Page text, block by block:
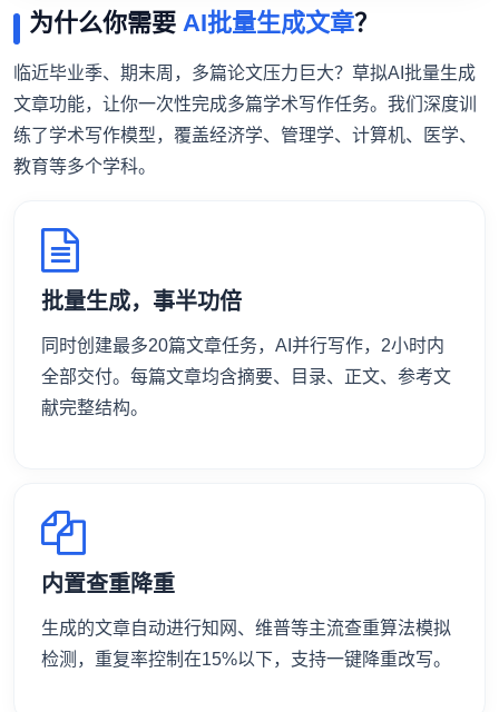
为什么你需要 AI批量生成文章？
临近毕业季、期末周，多篇论文压力巨大？草拟AI批量生成
文章功能，让你一次性完成多篇学术写作任务。我们深度训
练了学术写作模型，覆盖经济学、管理学、计算机、医学、
教育等多个学科。
批量生成，事半功倍
同时创建最多20篇文章任务，AI并行写作，2小时内
全部交付。每篇文章均含摘要、目录、正文、参考文
献完整结构。
内置查重降重
生成的文章自动进行知网、维普等主流查重算法模拟
检测，重复率控制在15%以下，支持一键降重改写。